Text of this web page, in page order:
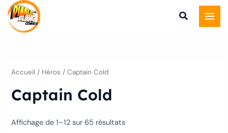
Aller
contenu
Accueil / Héros / Captain Cold
Captain Cold
Affichage de 1–12 sur 65 résultats